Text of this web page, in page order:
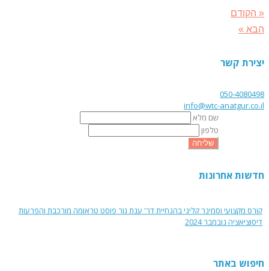
« הקודם
הבא »
יצירת קשר
050-4080498
info@wtc-anatgur.co.il
שם מלא
טלפון
שליחה
חדשות אחרונות
הרצאה "נשים, מלחמה ובריאות נפש" בהנחיית ד"ר ענת גור
קורס מקצועי וסמינר קליני בהנחיית דר' ענת גור פוסט טראומה מורכבת והפרעות
דיסוציאציה נובמבר 2024
חיפוש באתר